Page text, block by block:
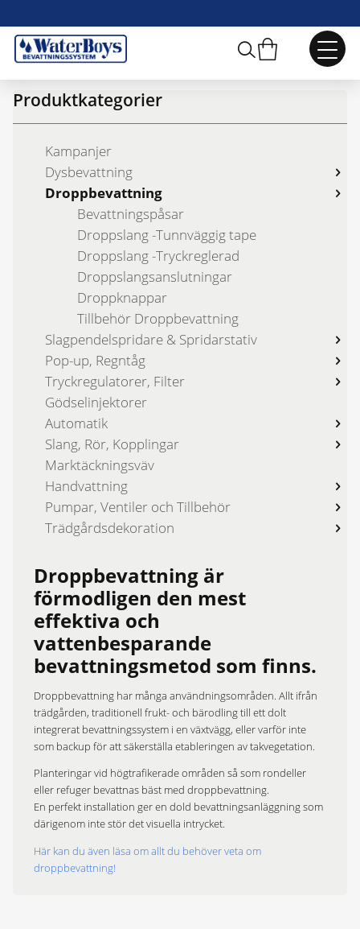
Webbshop / Droppbevattning
Produktkategorier
Kampanjer
Dysbevattning
Droppbevattning
Bevattningspåsar
Droppslang -Tunnväggig tape
Droppslang -Tryckreglerad
Droppslangsanslutningar
Droppknappar
Tillbehör Droppbevattning
Slagpendelspridare & Spridarstativ
Pop-up, Regntåg
Tryckregulatorer, Filter
Gödselinjektorer
Automatik
Slang, Rör, Kopplingar
Marktäckningsväv
Handvattning
Pumpar, Ventiler och Tillbehör
Trädgårdsdekoration
Droppbevattning är
förmodligen den mest
effektiva och
vattenbesparande
bevattningsmetod som finns.
Droppbevattning har många användningsområden. Allt ifrån
trädgården, traditionell frukt- och bärodling till ett dolt
integrerat bevattningssystem i en växtvägg, eller varför inte
som backup för att säkerställa etableringen av takvegetation.
Planteringar vid högtrafikerade områden så som rondeller
eller refuger bevattnas bäst med droppbevattning.
En perfekt installation ger en dold bevattningsanläggning som
därigenom inte stör det visuella intrycket.
Här kan du även läsa om allt du behöver veta om
droppbevattning!